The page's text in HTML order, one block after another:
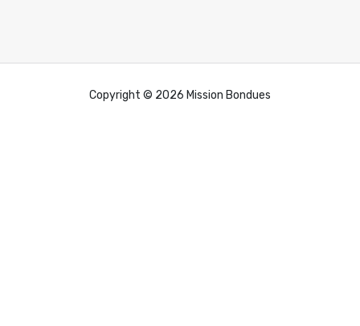
Copyright © 2026 Mission Bondues